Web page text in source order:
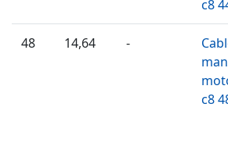
c8
48 14,64 -
c8